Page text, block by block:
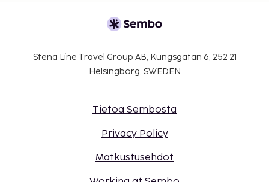
Stena Line Travel Group AB, Kungsgatan 6, 252 21
Helsingborg, SWEDEN
Tietoa Sembosta
Privacy Policy
Matkustusehdot